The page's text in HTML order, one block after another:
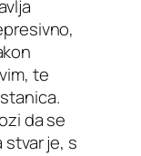
te
da se
stvar je, s